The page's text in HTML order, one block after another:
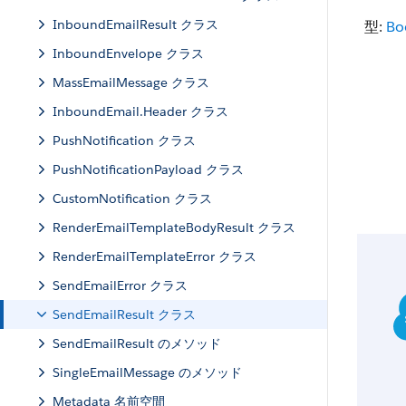
InboundEmailResult クラス
InboundEnvelope クラス
MassEmailMessage クラス
InboundEmail.Header クラス
PushNotification クラス
PushNotificationPayload クラス
CustomNotification クラス
RenderEmailTemplateBodyResult クラス
RenderEmailTemplateError クラス
SendEmailError クラス
SendEmailResult クラス
SendEmailResult のメソッド
SingleEmailMessage のメソッド
Metadata 名前空間
型: